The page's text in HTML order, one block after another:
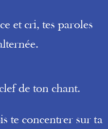
et cri, tes paroles
de ton chant.
te concentrer sur ta